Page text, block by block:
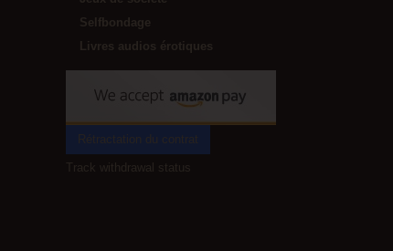
Selfbondage
Livres audios érotiques
Track withdrawal status